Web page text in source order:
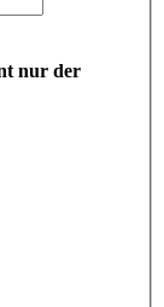
nur der